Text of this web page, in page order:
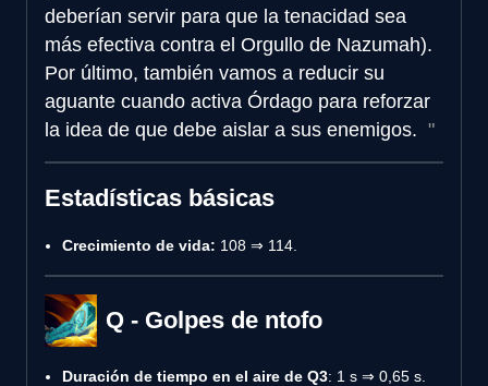
deberían servir para que la tenacidad sea
más efectiva contra el Orgullo de Nazumah).
Por último, también vamos a reducir su
aguante cuando activa Órdago para reforzar
la idea de que debe aislar a sus enemigos.
Estadísticas básicas
Crecimiento de vida: 108 ⇒ 114.
Q - Golpes de ntofo
Duración de tiempo en el aire de Q3: 1 s ⇒ 0,65 s.